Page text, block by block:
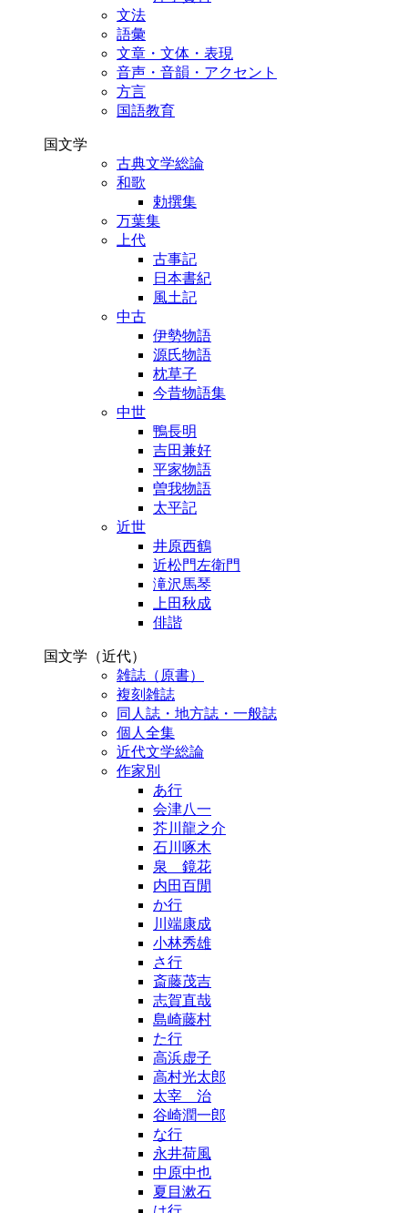
文法
語彙
文章・文体・表現
音声・音韻・アクセント
方言
国語教育
国文学
古典文学総論
和歌
勅撰集
万葉集
上代
古事記
日本書紀
風土記
中古
伊勢物語
源氏物語
枕草子
今昔物語集
中世
鴨長明
吉田兼好
平家物語
曽我物語
太平記
近世
井原西鶴
近松門左衛門
滝沢馬琴
上田秋成
俳諧
国文学（近代）
雑誌（原書）
複刻雑誌
同人誌・地方誌・一般誌
個人全集
近代文学総論
作家別
あ行
会津八一
芥川龍之介
石川啄木
泉 鏡花
内田百閒
か行
川端康成
小林秀雄
さ行
斎藤茂吉
志賀直哉
島崎藤村
た行
高浜虚子
高村光太郎
太宰 治
谷崎潤一郎
な行
永井荷風
中原中也
夏目漱石